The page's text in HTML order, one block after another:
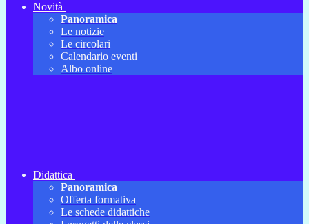
Novità
Panoramica
Le notizie
Le circolari
Calendario eventi
Albo online
Didattica
Panoramica
Offerta formativa
Le schede didattiche